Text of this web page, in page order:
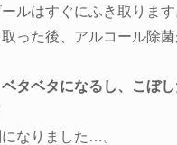
ルはすぐにふき取ります
った後、アルコール除菌
ベタベタになるし、こぼ
なりました…。